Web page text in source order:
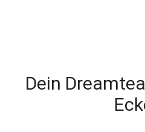
Dein